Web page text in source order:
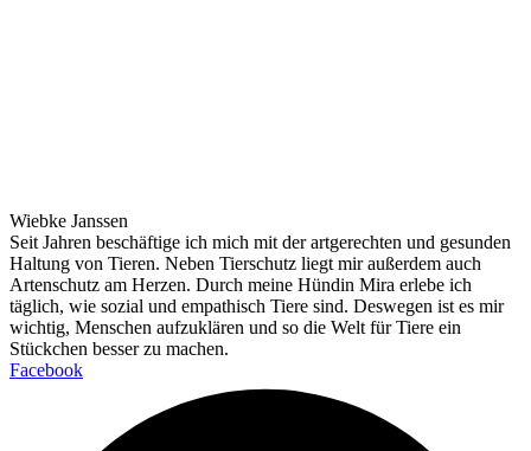
Wiebke Janssen
Seit Jahren beschäftige ich mich mit der artgerechten und gesunden
Haltung von Tieren. Neben Tierschutz liegt mir außerdem auch
Artenschutz am Herzen. Durch meine Hündin Mira erlebe ich
täglich, wie sozial und empathisch Tiere sind. Deswegen ist es mir
wichtig, Menschen aufzuklären und so die Welt für Tiere ein
Stückchen besser zu machen.
Facebook